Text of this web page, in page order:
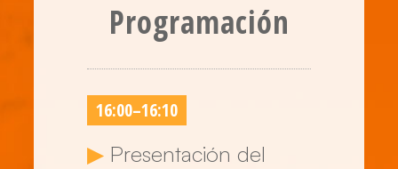
Programación
16:00–16:10
▶ Presentación del